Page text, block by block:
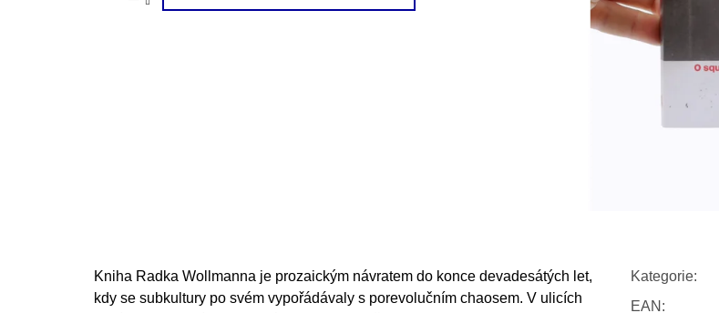
Kniha Radka Wollmanna je prozaickým návratem do konce devadesátých let,
kdy se subkultury po svém vypořádávaly s porevolučním chaosem. V ulicích
Kategorie:
EAN :